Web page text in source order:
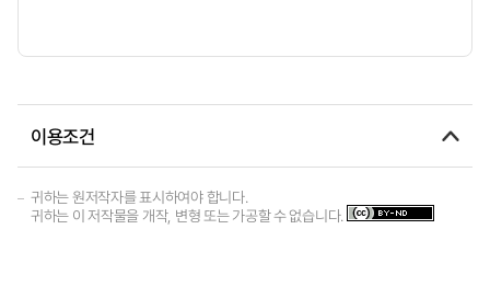
이용조건
귀하는 원저작자를 표시하여야 합니다.
귀하는 이 저작물을 개작, 변형 또는 가공할 수 없습니다.